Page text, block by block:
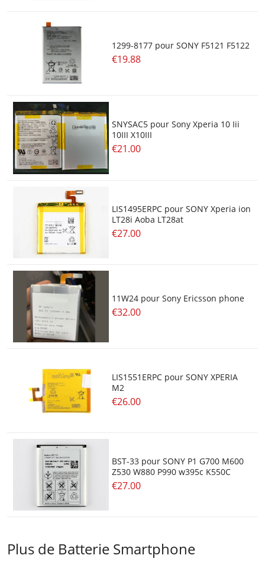
1299-8177 pour SONY F5121 F5122
€19.88
SNYSAC5 pour Sony Xperia 10 Iii
10III X10III
€21.00
LIS1495ERPC pour SONY Xperia ion
LT28i Aoba LT28at
€27.00
11W24 pour Sony Ericsson phone
€32.00
LIS1551ERPC pour SONY XPERIA
M2
€26.00
BST-33 pour SONY P1 G700 M600
Z530 W880 P990 w395c K550C
€27.00
Plus de Batterie Smartphone